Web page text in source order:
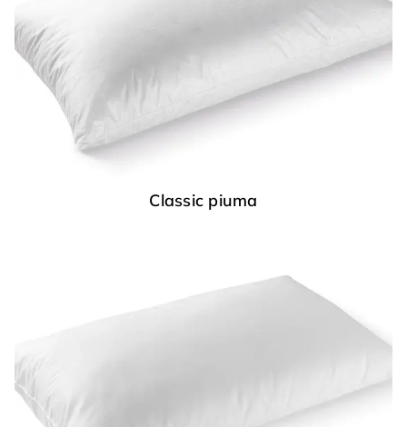
Classic piuma